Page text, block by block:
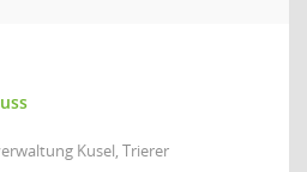
Kusel, Trierer